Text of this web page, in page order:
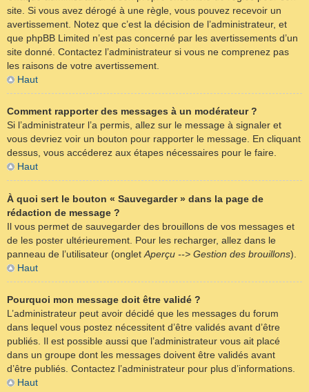
site. Si vous avez dérogé à une règle, vous pouvez recevoir un
avertissement. Notez que c’est la décision de l’administrateur, et
que phpBB Limited n’est pas concerné par les avertissements d’un
site donné. Contactez l’administrateur si vous ne comprenez pas
les raisons de votre avertissement.
Haut
Comment rapporter des messages à un modérateur ?
Si l’administrateur l’a permis, allez sur le message à signaler et
vous devriez voir un bouton pour rapporter le message. En cliquant
dessus, vous accéderez aux étapes nécessaires pour le faire.
Haut
À quoi sert le bouton « Sauvegarder » dans la page de
rédaction de message ?
Il vous permet de sauvegarder des brouillons de vos messages et
de les poster ultérieurement. Pour les recharger, allez dans le
panneau de l’utilisateur (onglet Aperçu --> Gestion des brouillons).
Haut
Pourquoi mon message doit être validé ?
L’administrateur peut avoir décidé que les messages du forum
dans lequel vous postez nécessitent d’être validés avant d’être
publiés. Il est possible aussi que l’administrateur vous ait placé
dans un groupe dont les messages doivent être validés avant
d’être publiés. Contactez l’administrateur pour plus d’informations.
Haut